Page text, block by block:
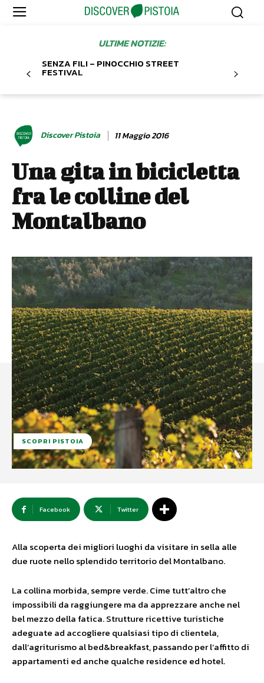
ULTIME NOTIZIE:
SENZA FILI – PINOCCHIO STREET
FESTIVAL
Discover Pistoia 11 Maggio 2016
Una gita in bicicletta
fra le colline del
Montalbano
SCOPRI PISTOIA
Facebook Twitter
Alla scoperta dei migliori luoghi da visitare in sella alle
due ruote nello splendido territorio del Montalbano.
La collina morbida, sempre verde. Cime tutt’altro che
impossibili da raggiungere ma da apprezzare anche nel
bel mezzo della fatica. Strutture ricettive turistiche
adeguate ad accogliere qualsiasi tipo di clientela,
dall’agriturismo al bed&breakfast, passando per l’affitto di
appartamenti ed anche qualche residence ed hotel.